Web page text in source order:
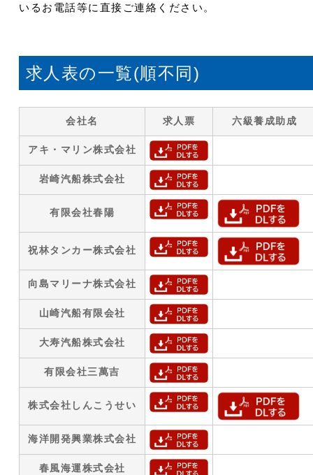
いるお電話等に直接ご連絡ください。
求人表の一覧(順不同)
会社名 求人票 六級養成助成
アキ・マリン株式会社
岩崎汽船株式会社
有限会社春陽
祝林タンカー株式会社
向島マリーナ株式会社
山崎汽船有限会社
大寿汽船株式会社
有限会社三萬吉
株式会社しんこうせい
海洋開発興業株式会社
春風海運株式会社